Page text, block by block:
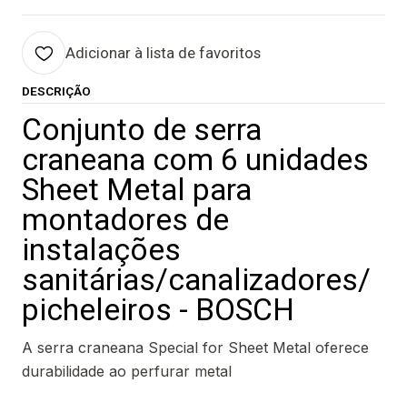
Adicionar à lista de favoritos
DESCRIÇÃO
Conjunto de serra
craneana com 6 unidades
Sheet Metal para
montadores de
instalações
sanitárias/canalizadores/
picheleiros - BOSCH
A serra craneana Special for Sheet Metal oferece
durabilidade ao perfurar metal